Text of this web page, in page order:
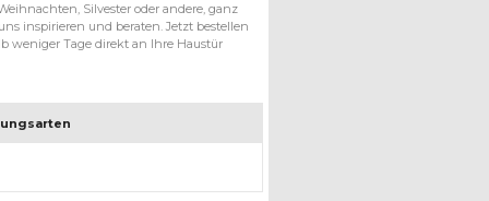
Silvester oder andere, ganz
inspirieren und beraten. Jetzt bestellen
weniger Tage direkt an Ihre Haustür